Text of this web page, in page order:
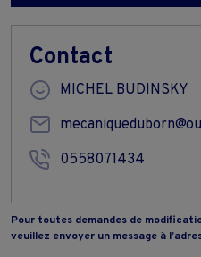
Contact
MICHEL BUDINSKY
0558071434
Pour toutes demandes de
veuillez envoyer un message à